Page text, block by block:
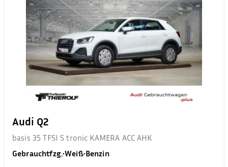
Audi Q2
basis 35 TFSI S tronic KAMERA ACC AHK
Gebrauchtfzg.•Weiß•Benzin